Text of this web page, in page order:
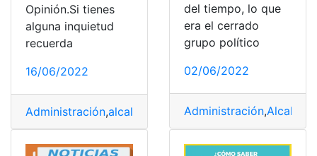
Opinión.Si tienes
alguna inquietud
recuerda
16/06/2022
Administración,alcalde Guarderas,gestión de
del tiempo, lo que
era el cerrado
grupo político
02/06/2022
Administración,Alcalde